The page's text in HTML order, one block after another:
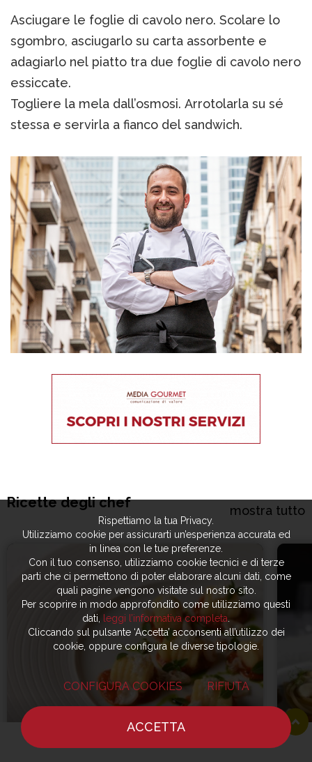
Asciugare le foglie di cavolo nero. Scolare lo
sgombro, asciugarlo su carta assorbente e
adagiarlo nel piatto tra due foglie di cavolo nero
essiccate.
Togliere la mela dall’osmosi. Arrotolarla su sé
stessa e servirla a fianco del sandwich.
Ricette degli chef mostra tutto
Rispettiamo la tua Privacy.
Utilizziamo cookie per assicurarti un’esperienza accurata ed
in linea con le tue preferenze.
Con il tuo consenso, utilizziamo cookie tecnici e di terze
parti che ci permettono di poter elaborare alcuni dati, come
quali pagine vengono visitate sul nostro sito.
Per scoprire in modo approfondito come utilizziamo questi
dati,
leggi l’informativa completa
Cliccando sul pulsante ‘Accetta’ acconsenti all’utilizzo dei
cookie, oppure configura le diverse tipologie.
CONFIGURA COOKIES RIFIUTA
ACCETTA